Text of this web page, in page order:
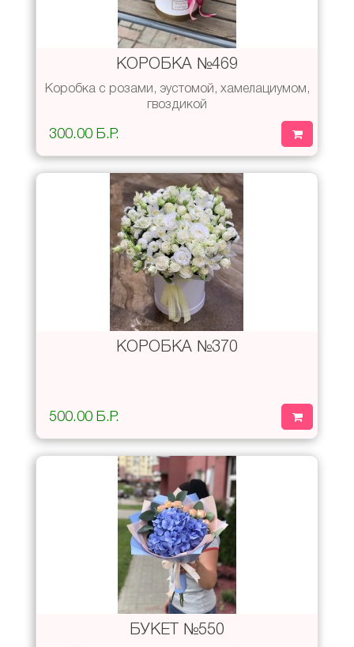
КОРОБКА №469
Коробка с розами, эустомой, хамелациумом,
гвоздикой
300.00 Б.Р.
КОРОБКА №370
500.00 Б.Р.
БУКЕТ №550